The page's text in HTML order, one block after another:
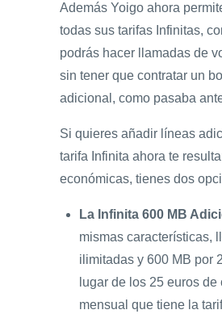
Además Yoigo ahora
todas sus tarifas Infinitas,
podrás hacer llamadas de
sin tener que contratar un
adicional, como pasaba
Si quieres añadir líneas
tarifa Infinita ahora te
económicas, tienes dos
La Infinita 600 MB
mismas características,
ilimitadas y 600 MB por
lugar de los 25 euros de
mensual que tiene la